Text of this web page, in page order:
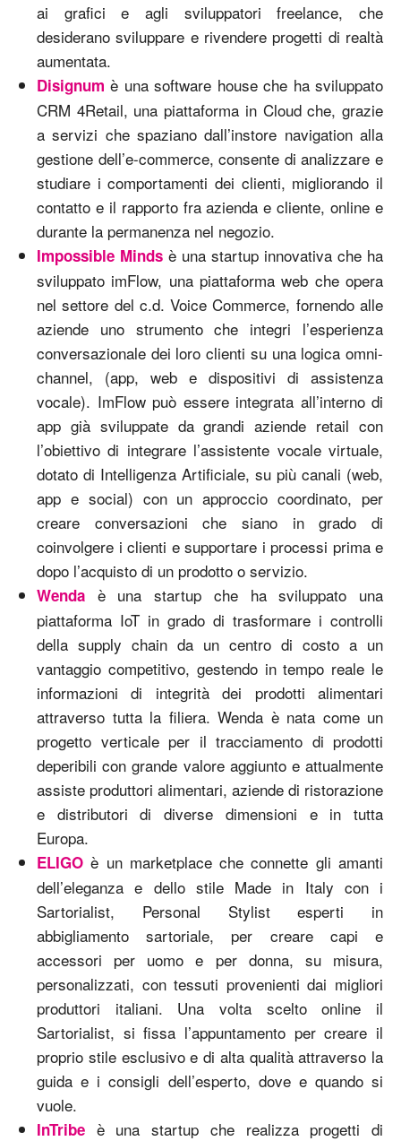
ai grafici e agli sviluppatori freelance, che
desiderano sviluppare e rivendere progetti di realtà
aumentata.
Disignum è una software house che ha sviluppato
CRM 4Retail, una piattaforma in Cloud che, grazie
a servizi che spaziano dall’instore navigation alla
gestione dell’e-commerce, consente di analizzare e
studiare i comportamenti dei clienti, migliorando il
contatto e il rapporto fra azienda e cliente, online e
durante la permanenza nel negozio.
Impossible Minds è una startup innovativa che ha
sviluppato imFlow, una piattaforma web che opera
nel settore del c.d. Voice Commerce, fornendo alle
aziende uno strumento che integri l’esperienza
conversazionale dei loro clienti su una logica omni-
channel, (app, web e dispositivi di assistenza
vocale). ImFlow può essere integrata all’interno di
app già sviluppate da grandi aziende retail con
l’obiettivo di integrare l’assistente vocale virtuale,
dotato di Intelligenza Artificiale, su più canali (web,
app e social) con un approccio coordinato, per
creare conversazioni che siano in grado di
coinvolgere i clienti e supportare i processi prima e
dopo l’acquisto di un prodotto o servizio.
Wenda è una startup che ha sviluppato una
piattaforma IoT in grado di trasformare i controlli
della supply chain da un centro di costo a un
vantaggio competitivo, gestendo in tempo reale le
informazioni di integrità dei prodotti alimentari
attraverso tutta la filiera. Wenda è nata come un
progetto verticale per il tracciamento di prodotti
deperibili con grande valore aggiunto e attualmente
assiste produttori alimentari, aziende di ristorazione
e distributori di diverse dimensioni e in tutta
Europa.
ELIGO è un marketplace che connette gli amanti
dell’eleganza e dello stile Made in Italy con i
Sartorialist, Personal Stylist esperti in
abbigliamento sartoriale, per creare capi e
accessori per uomo e per donna, su misura,
personalizzati, con tessuti provenienti dai migliori
produttori italiani. Una volta scelto online il
Sartorialist, si fissa l’appuntamento per creare il
proprio stile esclusivo e di alta qualità attraverso la
guida e i consigli dell’esperto, dove e quando si
vuole.
InTribe è una startup che realizza progetti di